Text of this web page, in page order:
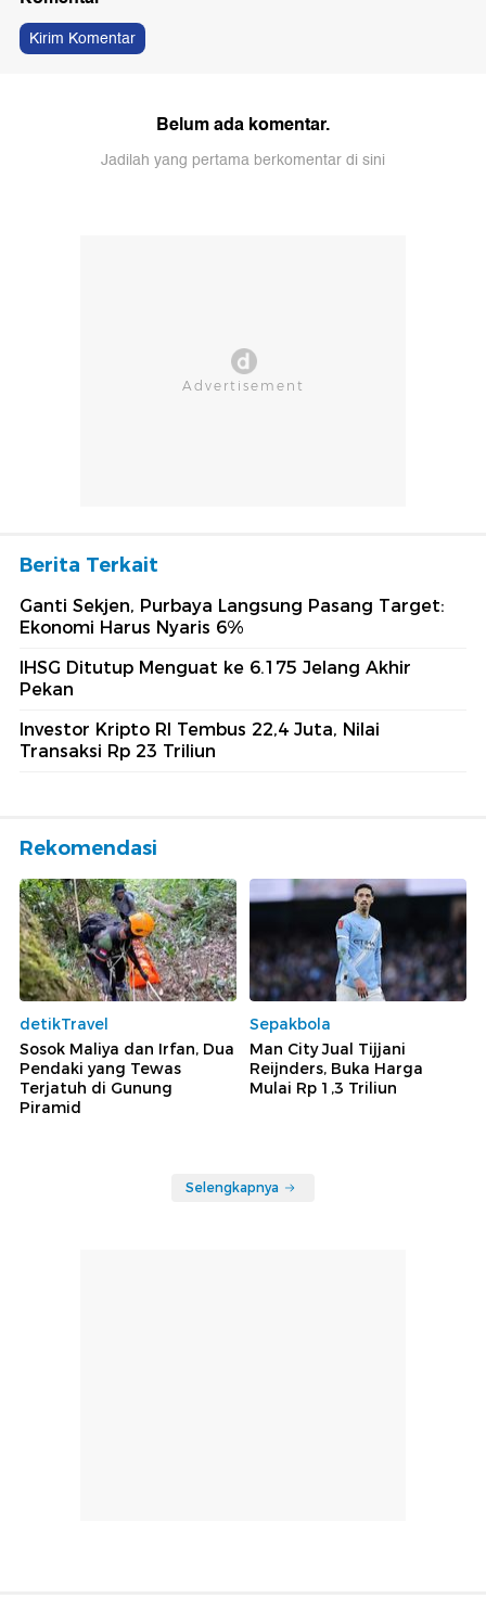
Kirim Komentar
Belum ada komentar.
Jadilah yang pertama berkomentar di sini
Berita Terkait
Ganti Sekjen, Purbaya Langsung Pasang Target:
Ekonomi Harus Nyaris 6%
IHSG Ditutup Menguat ke 6.175 Jelang Akhir
Pekan
Investor Kripto RI Tembus 22,4 Juta, Nilai
Transaksi Rp 23 Triliun
Rekomendasi
detikTravel
Sosok Maliya dan Irfan, Dua
Pendaki yang Tewas
Terjatuh di Gunung
Piramid
Sepakbola
Man City Jual Tijjani
Reijnders, Buka Harga
Mulai Rp 1,3 Triliun
Selengkapnya